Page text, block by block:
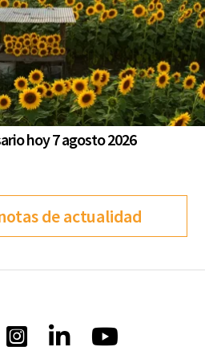
hoy 7 agosto 2026
de actualidad